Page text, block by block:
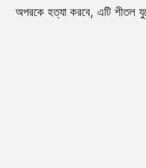
অপরকে হত্যা করবে, এটি শীতল